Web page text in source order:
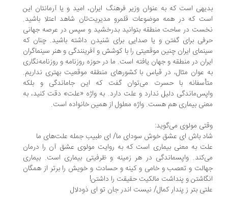
است که به عنوان وزیر فرهنگ ایران، امید و یا آرمانتان این
که در همه موضوعات قلمرو مدیریت‌تان شاهد اعتلا باشید.
در ساحت منطقه بتوانید بدرخشید و سپس در عرصه جهانی
برای گفتن و یا صدایی برای شنیدن داشته باشید. چنان که
ایران چنین موقعیتی را با کوشش و آفرینندگی و هنر سینماگران
در منطقه و جهان یافته است. ما در حوزه روزنامه و روزنامه‌نگاری
عوان مثال، در قیاس با کشورهای منطقه موقعیت بهتری نداریم.
با حسرت می‌توان گفت که این جاماندگی و بلکه
دلیل ندارد و علت دارد. به واژه «علت» دقت کنید، به
بیماری هم هست. واژه معلول از همین خانواده است.
مولوی می‌گوید:
باش ای عشق خوش سودای ما/ ای طبیب جمله علت‌های ما
به معنی بیماری است که به روایت مولوی عشق آن را درمان
واپسماندگی در هر زمینه و ظرفیتی بیماری است. بیماری
و تعصب و خامی و کینه و حسادت و خویش را برتر از همگان
و پنداشت مالکیت حقیقت را داشتن!
بتر ز پندار کمال/ نیست اندر جان تو ای ذودلال